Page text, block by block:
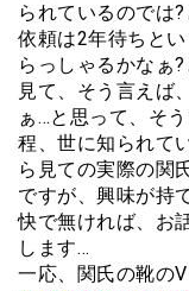
られているのでは
依頼は2年待ちと
らっしゃるかなぁ
見て、そう言えば
ぁ…と思って、そ
程、世に知られて
ら見ての実際の関
ですが、興味が持
快で無ければ、お
します…
一応、関氏の靴の